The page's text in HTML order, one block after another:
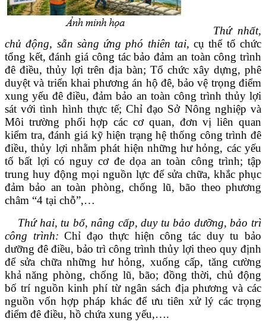
Thứ nhất,
chủ động, sẵn sàng ứng phó thiên tai, cụ thể tổ chức
tổng kết, đánh giá công tác bảo đảm an toàn công trình
đê điều, thủy lợi trên địa bàn; Tổ chức xây dựng, phê
duyệt và triển khai phương án hộ đê, bảo vệ trọng điểm
xung yếu đê điều, đảm bảo an toàn công trình thủy lợi
sát với tình hình thực tế; Chỉ đạo Sở Nông nghiệp và
Môi trường phối hợp các cơ quan, đơn vị liên quan
kiểm tra, đánh giá kỹ hiện trạng hệ thống công trình đê
điều, thủy lợi nhằm phát hiện những hư hỏng, các yếu
tố bất lợi có nguy cơ đe dọa an toàn công trình; tập
trung huy động mọi nguồn lực để sửa chữa, khắc phục
đảm bảo an toàn phòng, chống lũ, bão theo phương
châm “4 tại chỗ”,…
Thứ hai, tu bổ, nâng cấp, duy tu bảo dưỡng, bảo trì
công trình: Chỉ đạo thực hiện công tác duy tu bảo
dưỡng đê điều, bảo trì công trình thủy lợi theo quy định
để sửa chữa những hư hỏng, xuống cấp, tăng cường
khả năng phòng, chống lũ, bão; đồng thời, chủ động
bố trí nguồn kinh phí từ ngân sách địa phương và các
nguồn vốn hợp pháp khác để ưu tiên xử lý các trọng
điểm đê điều, hồ chứa xung yếu,….